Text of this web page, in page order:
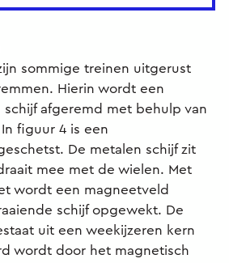
sommige treinen uitgerust
Hierin wordt een
schijf afgeremd met behulp van
figuur 4 is een
De metalen schijf zit
mee met de wielen. Met
wordt een magneetveld
schijf opgewekt. De
uit een weekijzeren kern
wordt door het magnetisch